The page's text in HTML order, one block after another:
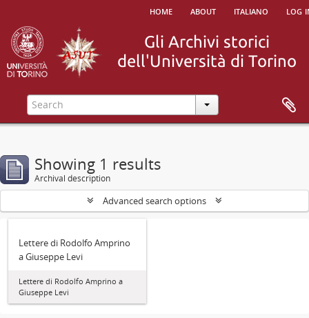
home about italiano log
Showing 1 results
Archival description
Advanced search options
Lettere di Rodolfo Amprino
a Giuseppe Levi
Lettere di Rodolfo Amprino a
Giuseppe Levi